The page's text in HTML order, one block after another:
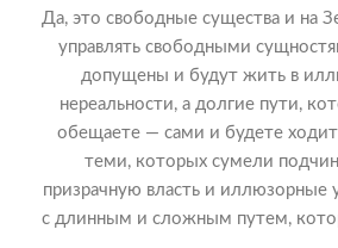
Да, это свободные существа и на
управлять свободными
допущены и будут жить в
нереальности, а долгие пути,
обещаете — сами и будете
теми, которых сумели
призрачную власть и иллюзорные
с длинным и сложным путем,